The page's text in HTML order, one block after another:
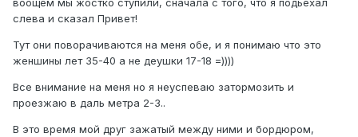
слева и сказал Привет!
Тут они поворачиваются на меня обе, и я понимаю что это
женшины лет 35-40 а не деушки 17-18 =))))
Все внимание на меня но я неуспеваю затормозить и
проезжаю в даль метра 2-3..
В это время мой друг зажатый между ними и бордюром,